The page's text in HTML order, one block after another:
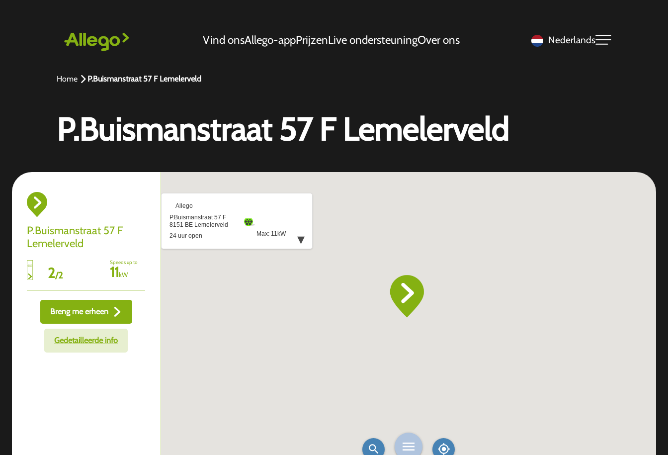
Vind onsAllego-appPrijzenLive ondersteuningOver ons Nederlands
Home P.Buismanstraat 57 F Lemelerveld
P.Buismanstraat 57 F Lemelerveld
P.Buismanstraat 57 F
Lemelerveld
2/2
Speeds up to
11kW
Breng me erheen
Gedetailleerde info